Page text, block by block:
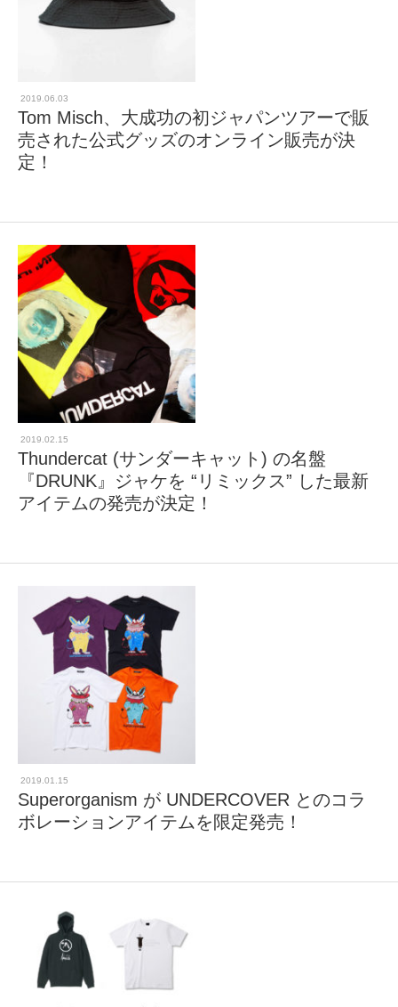
2019.06.03
Tom Misch、大成功の初ジャパンツアーで販
売された公式グッズのオンライン販売が決
定！
2019.02.15
Thundercat (サンダーキャット) の名盤
『DRUNK』ジャケを “リミックス” した最新
アイテムの発売が決定！
2019.01.15
Superorganism が UNDERCOVER とのコラ
ボレーションアイテムを限定発売！